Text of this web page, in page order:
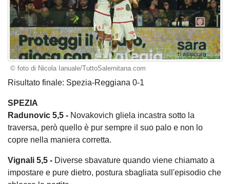
© foto di Nicola Ianuale/TuttoSalernitana.com
Risultato finale: Spezia-Reggiana 0-1
SPEZIA
Radunovic 5,5 - Novakovich gliela incastra sotto la
traversa, però quello è pur sempre il suo palo e non lo
copre nella maniera corretta.
Vignali 5,5 - Diverse sbavature quando viene chiamato a
impostare e pure dietro, postura sbagliata sull'episodio che